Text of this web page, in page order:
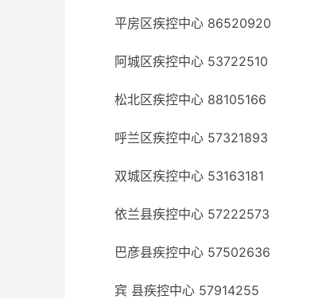
平房区疾控中心 86520920
阿城区疾控中心 53722510
松北区疾控中心 88105166
呼兰区疾控中心 57321893
双城区疾控中心 53163181
依兰县疾控中心 57222573
巴彦县疾控中心 57502636
宾 县疾控中心 57914255